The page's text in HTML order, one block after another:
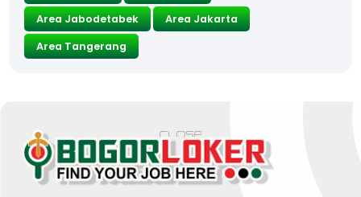
Area Jabodetabek
Area Jakarta
Area Tangerang